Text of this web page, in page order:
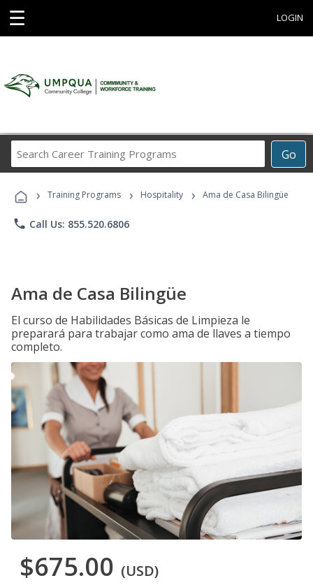
☰ LOGIN
Go
Career
Programs
› Training Programs › Hospitality › Ama de Casa Bilingüe
phone Call Us: 855.520.6806
Ama de Casa Bilingüe
El curso de Habilidades Básicas de Limpieza le
preparará para trabajar como ama de llaves a tiempo
completo.
$675.00 (USD)